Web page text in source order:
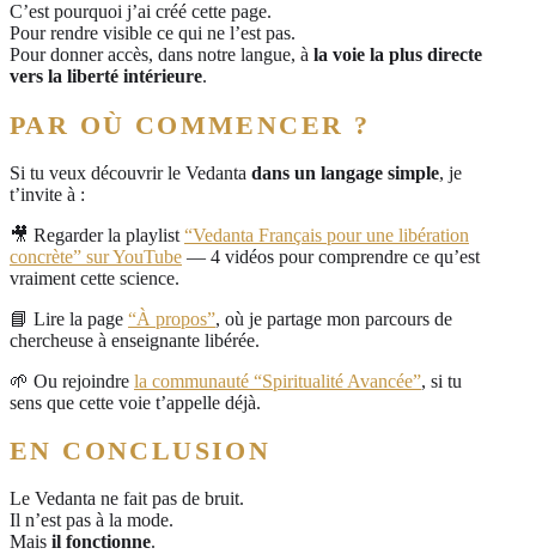
C’est pourquoi j’ai créé cette page.
Pour rendre visible ce qui ne l’est pas.
Pour donner accès, dans notre langue, à la voie la plus directe
vers la liberté intérieure.
PAR OÙ COMMENCER ?
Si tu veux découvrir le Vedanta dans un langage simple, je
t’invite à :
🎥 Regarder la playlist “Vedanta Français pour une libération
concrète” sur YouTube — 4 vidéos pour comprendre ce qu’est
vraiment cette science.
📘 Lire la page “À propos”, où je partage mon parcours de
chercheuse à enseignante libérée.
🌱 Ou rejoindre la communauté “Spiritualité Avancée”, si tu
sens que cette voie t’appelle déjà.
EN CONCLUSION
Le Vedanta ne fait pas de bruit.
Il n’est pas à la mode.
Mais il fonctionne.